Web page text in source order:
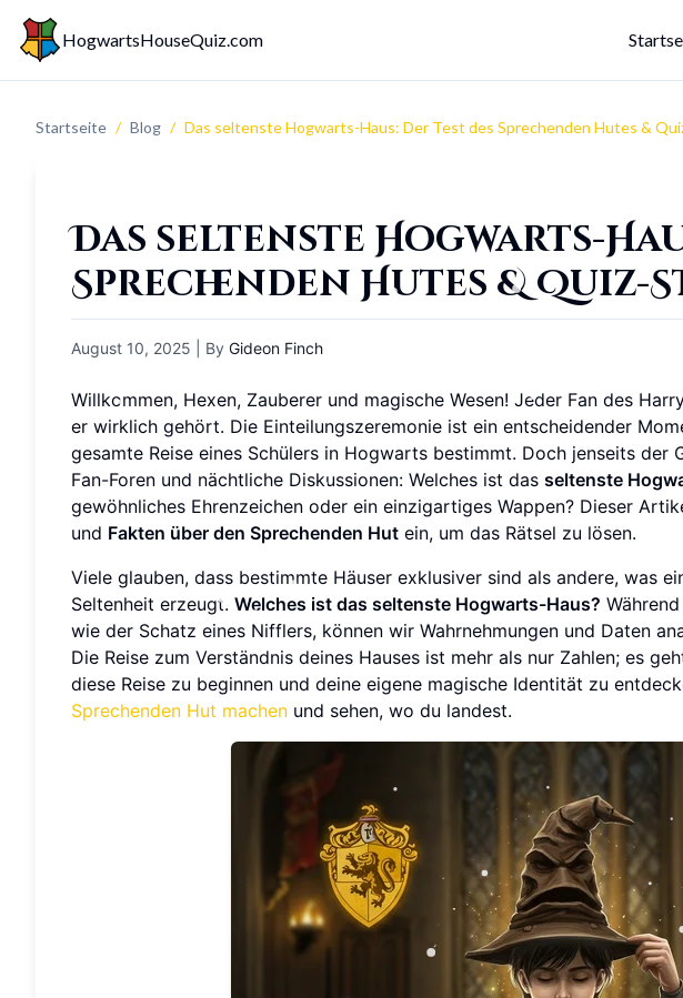
HogwartsHouseQuiz.com
Startseite / Blog / Das seltenste Hogwarts-Haus: Der Test des Sprechenden Hutes &
Das seltenste Hogwarts-
Sprechenden Hutes &
August 10, 2025 | By Gideon Finch
Willkommen, Hexen, Zauberer und magische Wesen! Jeder Fan des
er wirklich gehört. Die Einteilungszeremonie ist ein entscheidender
gesamte Reise eines Schülers in Hogwarts bestimmt. Doch jenseits der
Fan-Foren und nächtliche Diskussionen: Welches ist das seltenste
gewöhnliches Ehrenzeichen oder ein einzigartiges Wappen? Dieser
und Fakten über den Sprechenden Hut ein, um das Rätsel zu lösen.
Viele glauben, dass bestimmte Häuser exklusiver sind als andere, was
Seltenheit erzeugt. Welches ist das seltenste Hogwarts-Haus?
wie der Schatz eines Nifflers, können wir Wahrnehmungen und Daten
Die Reise zum Verständnis deines Hauses ist mehr als nur Zahlen; es
diese Reise zu beginnen und deine eigene magische Identität zu
Sprechenden Hut machen und sehen, wo du landest.